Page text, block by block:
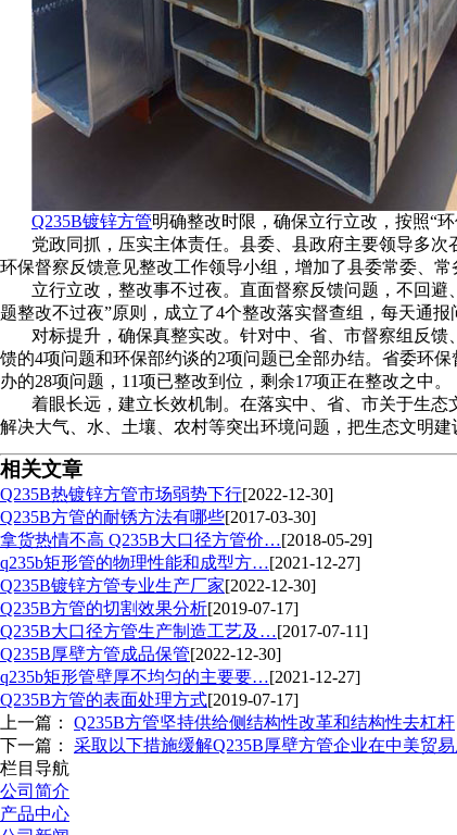
Q235B镀锌方管明确整改时限，确保立行立改，按照“
党政同抓，压实主体责任。县委、县政府主要领导多
环保督察反馈意见整改工作领导小组，增加了县委常委、
立行立改，整改事不过夜。直面督察反馈问题，不回
题整改不过夜”原则，成立了4个整改落实督查组，每天通
对标提升，确保真整实改。针对中、省、市督察组反
馈的4项问题和环保部约谈的2项问题已全部办结。省委环
办的28项问题，11项已整改到位，剩余17项正在整改之中。
着眼长远，建立长效机制。在落实中、省、市关于生
解决大气、水、土壤、农村等突出环境问题，把生态文明
相关文章
Q235B热镀锌方管市场弱势下行[2022-12-30]
Q235B方管的耐锈方法有哪些[2017-03-30]
拿货热情不高 Q235B大口径方管价…[2018-05-29]
q235b矩形管的物理性能和成型方…[2021-12-27]
Q235B镀锌方管专业生产厂家[2022-12-30]
Q235B方管的切割效果分析[2019-07-17]
Q235B大口径方管生产制造工艺及…[2017-07-11]
Q235B厚壁方管成品保管[2022-12-30]
q235b矩形管壁厚不均匀的主要要…[2021-12-27]
Q235B方管的表面处理方式[2019-07-17]
上一篇： Q235B方管坚持供给侧结构性改革和结构性去杠杆
下一篇： 采取以下措施缓解Q235B厚壁方管企业在中美贸
栏目导航
公司简介
产品中心